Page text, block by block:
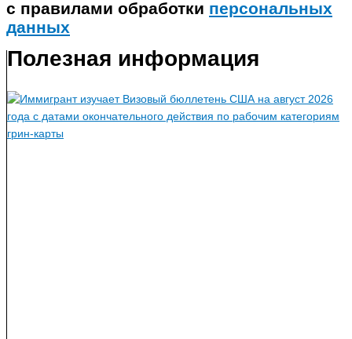
с правилами обработки персональных
данных
Полезная информация